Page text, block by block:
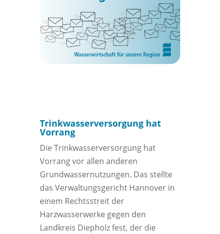
Trinkwasserversorgung hat
Vorrang
Die Trinkwasserversorgung hat
Vorrang vor allen anderen
Grundwassernutzungen. Das stellte
das Verwaltungsgericht Hannover in
einem Rechtsstreit der
Harzwasserwerke gegen den
Landkreis Diepholz fest, der die